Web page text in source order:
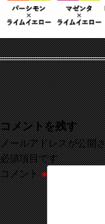
コメントを残す
メールアドレスが公開
必須項目です
コメント※